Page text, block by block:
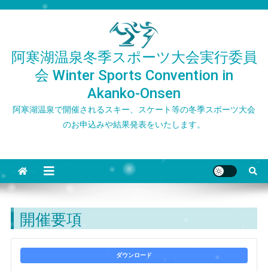
阿寒湖温泉冬季スポーツ大会実行委員
会 Winter Sports Convention in
Akanko-Onsen
阿寒湖温泉で開催されるスキー、スケート等の冬季スポーツ大会
のお申込みや結果発表をいたします。
開催要項
ダウンロード